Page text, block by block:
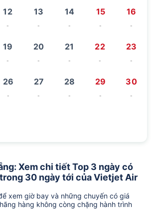
12
-
13
-
14
-
15
-
16
-
19
-
20
-
21
-
22
-
23
-
26
-
27
-
28
-
29
-
30
-
Xem chi tiết Top 3 ngày có
30 ngày tới của Vietjet Air
xem giờ bay và những chuyến có giá
hàng không còng chặng hành trình